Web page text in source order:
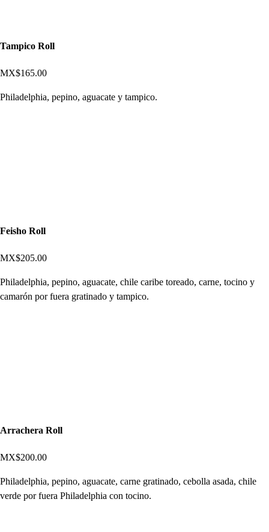
Tampico Roll
MX$165.00
Philadelphia, pepino, aguacate y tampico.
Feisho Roll
MX$205.00
Philadelphia, pepino, aguacate, chile caribe toreado, carne, tocino y
camarón por fuera gratinado y tampico.
Arrachera Roll
MX$200.00
Philadelphia, pepino, aguacate, carne gratinado, cebolla asada, chile
verde por fuera Philadelphia con tocino.